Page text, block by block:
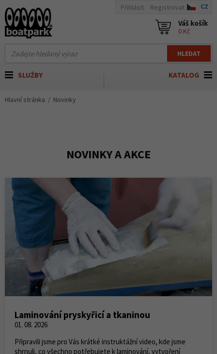
HLEDAT
Přihlásit Registrovat CZ
Váš košík
0 Kč
KATALOG
SLUŽBY
Hlavní stránka Novinky
NOVINKY A AKCE
Laminování pryskyřicí a tkaninou
01. 08. 2026
Připravili jsme pro Vás krátké instruktážní video, kde jsme
shrnuli, co všechno potřebujete k laminování, vytvoření